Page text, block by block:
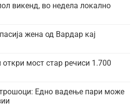
викенд, во недела локално
жена од Вардар кај
мост стар речиси 1.700
Едно вадење пари може